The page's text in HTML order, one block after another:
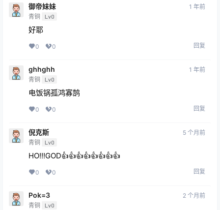
御帝妹妹
青铜 Lv0
1 年前
好耶
0 0 回复
ghhghh
青铜 Lv0
1 年前
电饭锅孤鸿寡鹄
0 0 回复
倪克斯
青铜 Lv0
5 个月前
HO!!!GOD👍👍👍👍👍👍👍👍
0 0 回复
Pok=3
青铜 Lv0
2 个月前